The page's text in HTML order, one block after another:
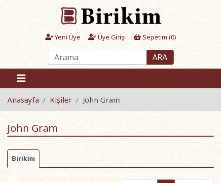
Yeni Üye Üye Girişi Sepetim (0)
ARA
Anasayfa Kişiler John Gram
John Gram
Birikim